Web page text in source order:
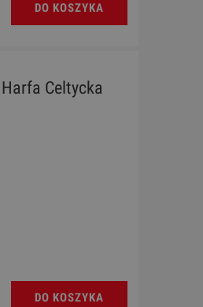
DO KOSZYKA
Celtycka
DO KOSZYKA